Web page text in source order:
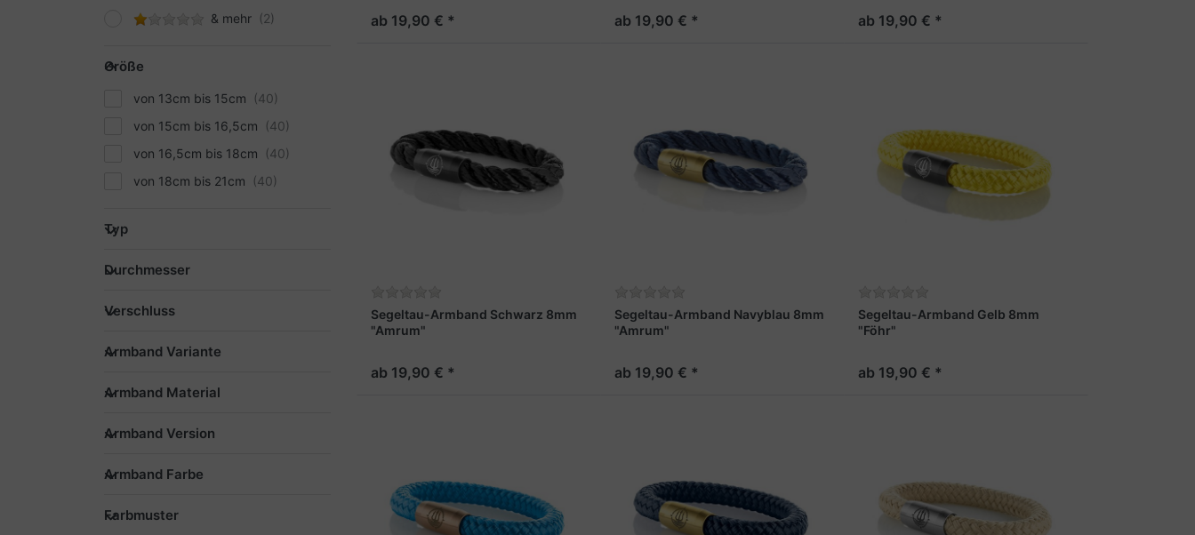
& mehr
Größe
von 13cm bis 15cm
von 15cm bis 16,5cm
von 16,5cm bis 18cm
von 18cm bis 21cm
Typ
Durchmesser
Verschluss
Armband Variante
Armband Material
Armband Version
Armband Farbe
Farbmuster
ab 19,90 € * ab 19,90 € * ab 19,90 € *
Segeltau-Armband Schwarz 8mm
"Amrum"
ab 19,90 € *
Segeltau-Armband Navyblau 8mm
"Amrum"
ab 19,90 € *
Segeltau-Armband Gelb 8mm
"Föhr"
ab 19,90 € *